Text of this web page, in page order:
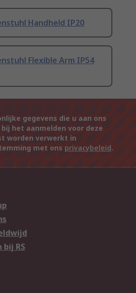
Handheld IP20
Flexible Arm IP54
gegevens die u aan ons
het aanmelden voor deze
worden verwerkt in
met ons privacybeleid.
bij RS